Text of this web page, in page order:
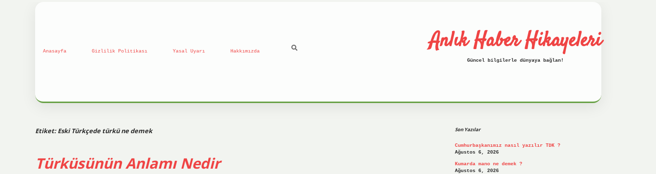
Anasayfa Gizlilik Politikası Yasal Uyarı Hakkımızda Anlık Haber Hikayeleri
Güncel bilgilerle dünyaya bağlan!
Etiket:Eski Türkçede türkü ne demek
Türküsünün Anlamı Nedir
Son Yazılar
Cumhurbaşkanımız nasıl yazılır TDK ?
Ağustos 6, 2026
Kumarda mano ne demek ?
Ağustos 6, 2026